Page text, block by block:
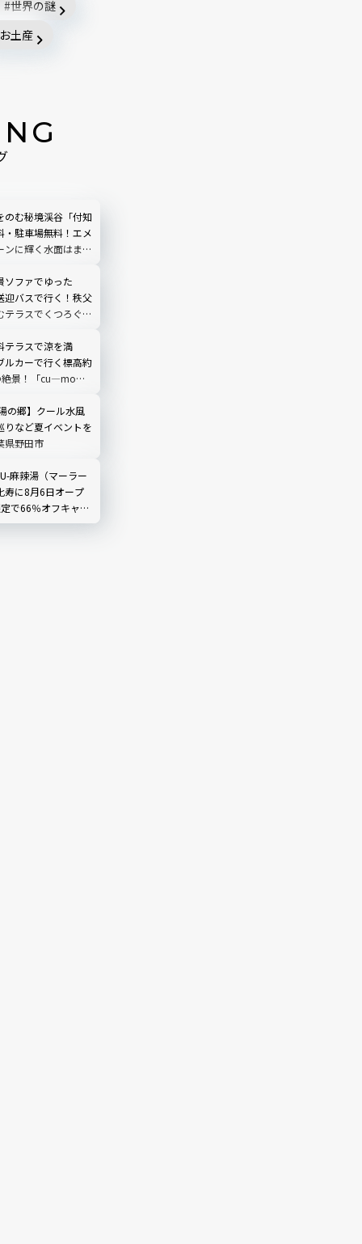
世界の謎
お土産
のむ秘境渓谷「付知
・駐車場無料！エメ
ンに輝く水面はまる
ソファでゆった
迎バスで行く！秩父
テラスでくつろぐ
玉県
テラスで涼を満
ルカーで行く標高約
景！「cu―mo箱
の郷】クール水風
りなど夏イベントを
県野田市
麻辣湯（マーラー
寿に8月6日オープ
で66％オフキャン